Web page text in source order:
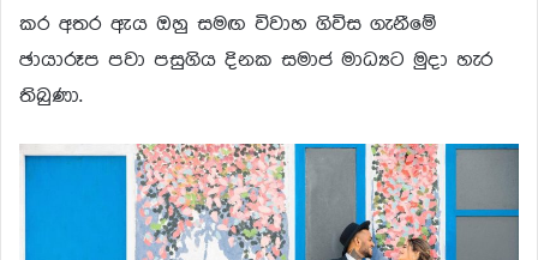
කර අතර ඇය ඔහු සමඟ විවාහ ගිවිස ගැනීමේ
ඡායාරූප පවා පසුගිය දිනක සමාජ මාධ්‍යට මුදා හැර
තිබුණා.